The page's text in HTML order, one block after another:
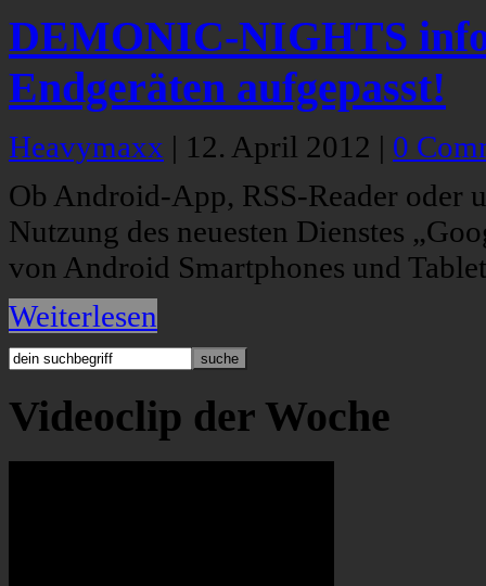
DEMONIC-NIGHTS
Endgeräten aufgepasst!
Heavymaxx | 12. April 2012 | 0
Ob Android-App, RSS-Reader oder
Nutzung des neuesten Dienstes
von Android Smartphones und
Weiterlesen
Videoclip der Woche